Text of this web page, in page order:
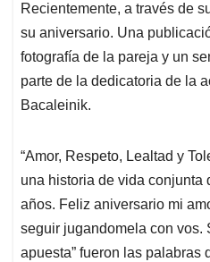
Recientemente, a través de
su aniversario. Una
fotografía de la pareja y un
parte de la dedicatoria de la
Bacaleinik.
“Amor, Respeto, Lealtad y
una historia de vida conjunta
años. Feliz aniversario mi
seguir jugandomela con vos.
apuesta” fueron las palabras